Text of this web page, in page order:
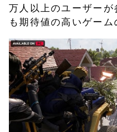
万人以上のユーザー
も期待値の高いゲーム